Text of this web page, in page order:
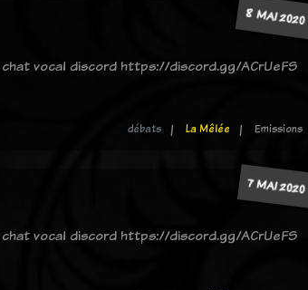
8 MAI 2020
vocal discord https://discord.gg/ACrUeFS
débats La Mêlée Emissions
7 MAI 2020
vocal discord https://discord.gg/ACrUeFS